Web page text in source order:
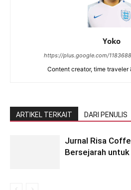
Yoko
https://plus.google.com/
Content creator, time traveler
ARTIKEL TERKAIT DARI PENULIS
Jurnal Risa
Bersejarah